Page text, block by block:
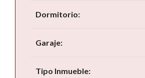
Dormitorio:
Garaje:
Tipo Inmueble: